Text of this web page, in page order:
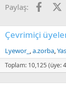
Paylaş:
Çevrimiçi
Lyewor_ a.zorba
Toplam: 10,125 (üye: